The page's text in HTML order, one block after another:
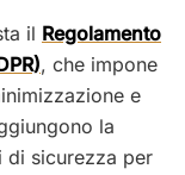
il Regolamento
, che impone
e
la
di sicurezza per